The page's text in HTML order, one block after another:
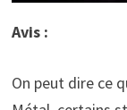
Avis :
On peut dire ce